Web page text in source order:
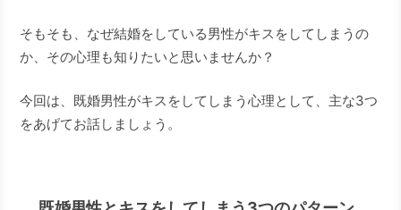
そもそも、なぜ結婚をしている男性がキスをしてしまうの
か、その心理も知りたいと思いませんか？
今回は、既婚男性がキスをしてしまう心理として、主な3つ
をあげてお話しましょう。